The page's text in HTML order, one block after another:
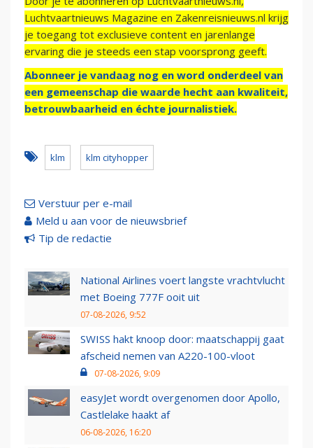
Luchtvaartnieuws Magazine en Zakenreisnieuws.nl krijg
je toegang tot exclusieve content en jarenlange
ervaring die je steeds een stap voorsprong geeft.
Abonneer je vandaag nog en word onderdeel van
een gemeenschap die waarde hecht aan kwaliteit,
betrouwbaarheid en échte journalistiek.
klm klm cityhopper
Verstuur per e-mail
Meld u aan voor de nieuwsbrief
Tip de redactie
National Airlines voert langste vrachtvlucht
met Boeing 777F ooit uit
07-08-2026, 9:52
SWISS hakt knoop door: maatschappij gaat
afscheid nemen van A220-100-vloot
07-08-2026, 9:09
easyJet wordt overgenomen door Apollo,
Castlelake haakt af
06-08-2026, 16:20